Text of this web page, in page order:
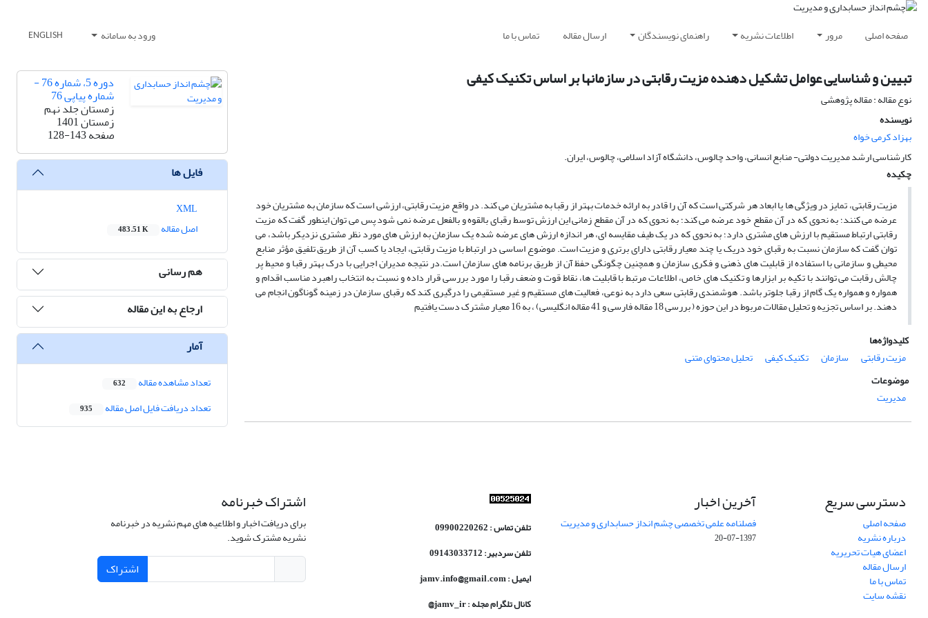
صفحه اصلی مرور اطلاعات نشریه راهنمای نویسندگان ارسال مقاله تماس با ما ورود به سامانه ENGLISH
تبیین و شناسایی عوامل تشکیل دهنده مزیت رقابتی در سازمانها بر اساس تکنیک کیفی
نوع مقاله : مقاله پژوهشی
نویسنده
بهزاد کرمی خواه
کارشناسی ارشد مدیریت دولتی- منابع انسانی، واحد چالوس، دانشگاه آزاد اسلامی، چالوس، ایران.
چکیده
مزیت رقابتی، تمایز در ویژگی ها یا ابعاد هر شرکتی است که آن را قادر به ارائه خدمات بهتر از رقبا به مشتریان می کند. در واقع مزیت رقابتی، ارزشی است که سازمان به مشتریان خود
عرضه می کنند؛ به نحوی که در آن مقطع خود عرضه می کند؛ به نحوی که در آن مقطع زمانی این ارزش توسط رقبای بالقوه و بالفعل عرضه نمی شود پس می توان اینطور گفت که مزیت
رقابتی ارتباط مستقیم با ارزش های مشتری دارد؛ به نحوی که در یک طیف مقایسه ای، هر اندازه ارزش های عرضه شده یک سازمان به ارزش های مورد نظر مشتری نزدیکر باشد، می
توان گفت که سازمان نسبت به رقبای خود دریک یا چند معیار رقابتی دارای برتری و مزیت است. موضوع اساسی در ارتباط با مزیت رقابتی، ایجاد یا کسب آن از طریق تلفیق مؤثر منابع
محیطی و سازمانی با استفاده از قابلیت های ذهنی و فکری سازمان و همچنین چگونگی حفظ آن از طریق برنامه های سازمان است.در نتیجه مدیران اجرایی با درک بهتر رقبا و محیط پر
چالش رقابت می توانند با تکیه بر ابزارها و تکنیک های خاص، اطلاعات مرتبط با قابلیت ها، نقاط قوت و ضعف رقبا را مورد بررسی قرار داده و نسبت به انتخاب راهبرد مناسب اقدام و
همواره و همواره یک گام از رقبا جلوتر باشد. هوشمندی رقابتی سعی دارد به نوعی، فعالیت های مستقیم و غیر مستقیمی را درگیری کند که رقبای سازمان در زمینه گوناگون انجام می
دهند. بر اساس تجزیه و تحلیل مقالات مربوط در این حوزه ( بررسی 18 مقاله فارسی و 41 مقاله انگلیسی) ، به 16 معیار مشترک دست یافتیم
کلیدواژه‌ها
مزیت رقابتی
سازمان تکنیک کیفی
تحلیل محتوای متنی
موضوعات
مدیریت
دوره 5، شماره 76 -
شماره پیاپی 76
زمستان جلد نهم
زمستان 1401
صفحه128-143
فایل ها
اصل مقاله
483.51 K
هم رسانی
ارجاع به این مقاله
آمار
تعداد مشاهده مقاله 632
تعداد دریافت فایل اصل مقاله 935
دسترسی سریع
صفحه اصلی
درباره نشریه
اعضای هیات تحریریه
ارسال مقاله
تماس با ما
نقشه سایت
آخرین اخبار
فصلنامه علمی تخصصی چشم انداز حسابداری و مدیریت
1397-07-20
تلفن تماس : 09900220262
تلفن سردبیر: 09143033712
ایمیل : jamv.info@gmail.com
کانال تلگرام مجله : jamv_ir@
اشتراک خبرنامه
برای دریافت اخبار و اطلاعیه های مهم نشریه در خبرنامه
نشریه مشترک شوید.
اشتراک